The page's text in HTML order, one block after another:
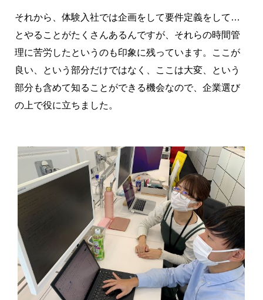
それから、体験入社では企画をして要件定義をして…
とやることがたくさんあるんですが、それらの時間管
理に苦労したというのも印象に残っています。ここが
良い、という部分だけではなく、ここは大変、という
部分も含めて知ることができる機会なので、企業選び
の上で役に立ちました。